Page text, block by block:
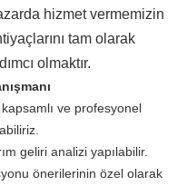
hizmet vermemizin
tam olarak
olmaktır.
ve profesyonel
geliri analizi yapılabilir.
önerilerinin özel olarak